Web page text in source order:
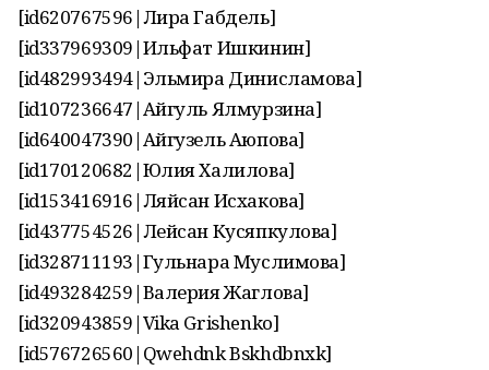
[id620767596|Лира Габдель]
[id337969309|Ильфат Ишкинин]
[id482993494|Эльмира Динисламова]
[id107236647|Айгуль Ялмурзина]
[id640047390|Айгузель Аюпова]
[id170120682|Юлия Халилова]
[id153416916|Ляйсан Исхакова]
[id437754526|Лейсан Кусяпкулова]
[id328711193|Гульнара Муслимова]
[id493284259|Валерия Жаглова]
[id320943859|Vika Grishenko]
[id576726560|Qwehdnk Bskhdbnxk]